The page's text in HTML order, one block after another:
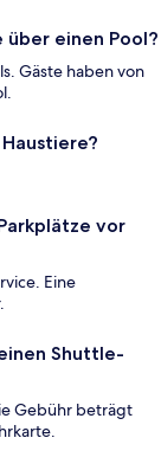
einen Pool?
Gäste haben von
vor
Eine
Shuttle-
Gebühr beträgt